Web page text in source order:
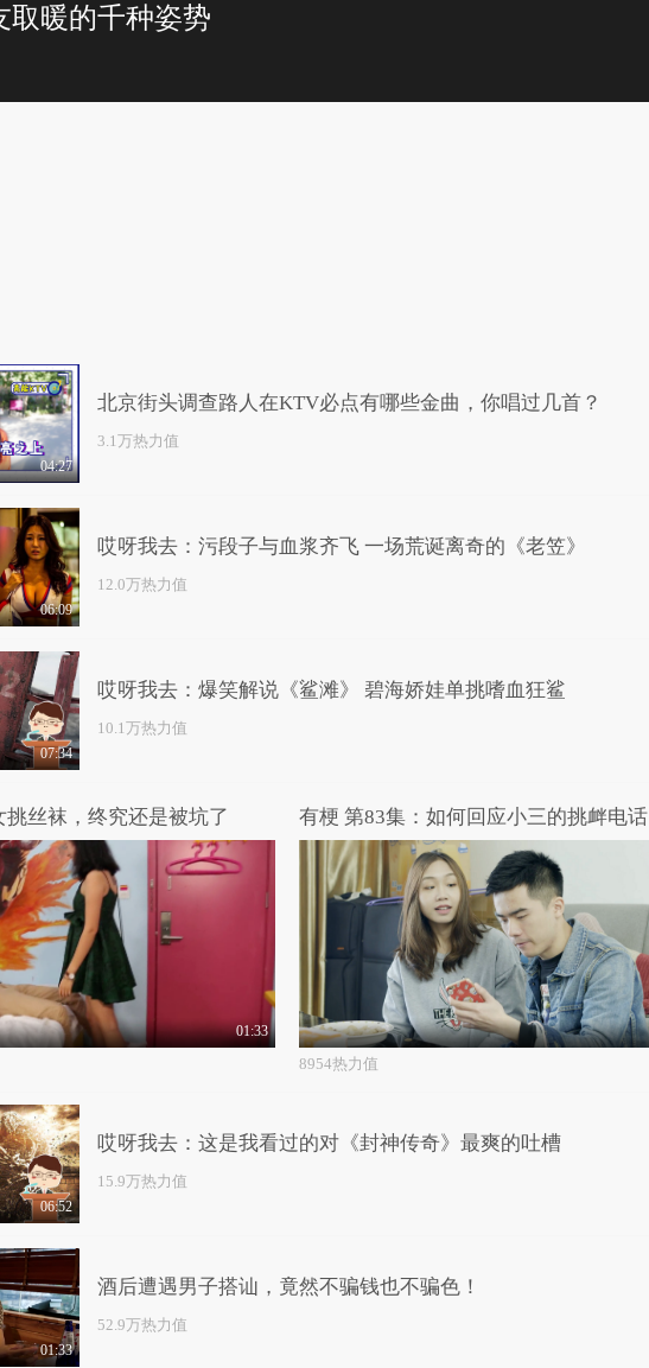
取暖的千种姿势
04:27
北京街头调查路人在KTV必点有哪些金曲，你唱过几首？
3.1万热力值
06:09
哎呀我去：污段子与血浆齐飞 一场荒诞离奇的《老笠》
12.0万热力值
07:34
哎呀我去：爆笑解说《鲨滩》 碧海娇娃单挑嗜血狂鲨
10.1万热力值
丝袜，终究还是被坑了
01:33
有梗 第83集：如何回应小三的挑衅电话
8954热力值
06:52
哎呀我去：这是我看过的对《封神传奇》最爽的吐槽
15.9万热力值
01:33
酒后遭遇男子搭讪，竟然不骗钱也不骗色！
52.9万热力值